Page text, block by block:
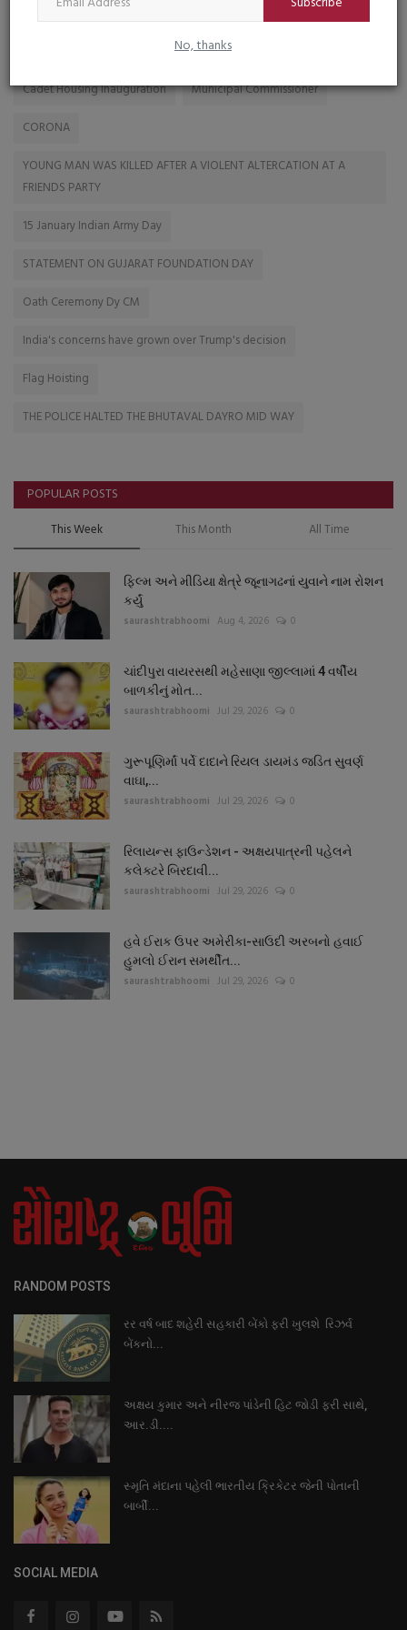
No, thanks
Ornaments Stolen In Locker
It will prove to be a massive storm
DHARMENDRA
Cadet Housing Inauguration
Municipal Commissioner
CORONA
YOUNG MAN WAS KILLED AFTER A VIOLENT ALTERCATION AT A
FRIENDS PARTY
15 January Indian Army Day
STATEMENT ON GUJARAT FOUNDATION DAY
Oath Ceremony Dy CM
India's concerns have grown over Trump's decision
Flag Hoisting
THE POLICE HALTED THE BHUTAVAL DAYRO MID WAY
POPULAR POSTS
This Week This Month All Time
ફિલ્મ અને મીડિયા ક્ષેત્રે જૂનાગઢનાં યુવાને નામ રોશન
કર્યું
saurashtrabhoomi Aug 4, 2026 0
ચાંદીપુરા વાયરસથી મહેસાણા જીલ્લામાં 4 વર્ષીય
બાળકીનું મોત...
saurashtrabhoomi Jul 29, 2026 0
ગુરૂપૂણિર્માં પર્વે દાદાને રિયલ ડાયમંડ જડિત સુવર્ણ
વાઘા,...
saurashtrabhoomi Jul 29, 2026 0
રિલાયન્સ ફાઉન્ડેશન - અક્ષયપાત્રની પહેલને
કલેક્ટરે બિરદાવી...
saurashtrabhoomi Jul 29, 2026 0
હવે ઈરાક ઉપર અમેરીકા-સાઉદી અરબનો હવાઈ
હુમલો ઈરાન સમર્થીત...
saurashtrabhoomi Jul 29, 2026 0
RANDOM POSTS
રર વર્ષ બાદ શહેરી સહકારી બેંકો ફરી ખુલશે રિઝર્વ
બેંકનો...
અક્ષય કુમાર અને નીરજ પાંડેની હિટ જોડી ફરી સાથે,
આર.ડી....
સ્મૃતિ મંદાના પહેલી ભારતીય ક્રિકેટર જેની પોતાની
બાર્બી...
SOCIAL MEDIA